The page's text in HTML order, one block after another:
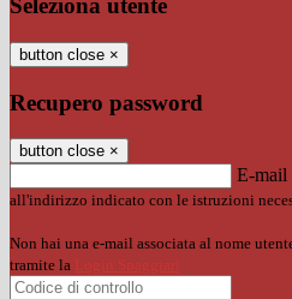
Seleziona utente
button close ×
Recupero password
button close ×
E-mail
all'indirizzo indicato con le istruzioni
Non hai una e-mail associata al nome
tramite la Login Spaggiari